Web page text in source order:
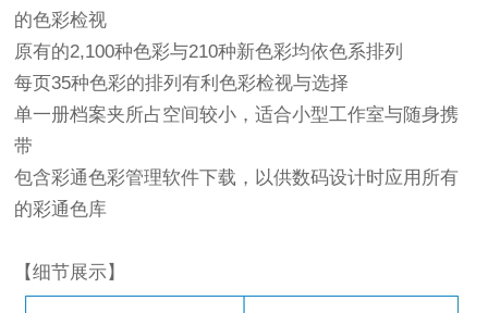
的色彩检视
原有的2,100种色彩与210种新色彩均依色系排列
每页35种色彩的排列有利色彩检视与选择
单一册档案夹所占空间较小，适合小型工作室与随身携
带
包含彩通色彩管理软件下载，以供数码设计时应用所有
的彩通色库
【细节展示】